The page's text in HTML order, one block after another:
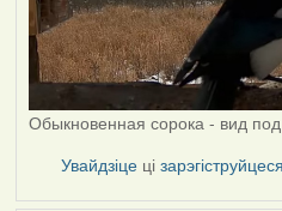
Обыкновенная сорока - вид
Увайдзіце цізарэгіструйцеся